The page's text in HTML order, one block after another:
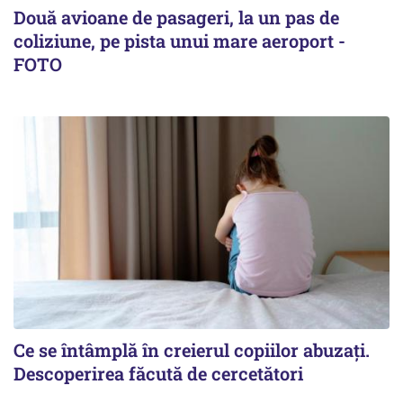
Două avioane de pasageri, la un pas de
coliziune, pe pista unui mare aeroport -
FOTO
Ce se întâmplă în creierul copiilor abuzați.
Descoperirea făcută de cercetători